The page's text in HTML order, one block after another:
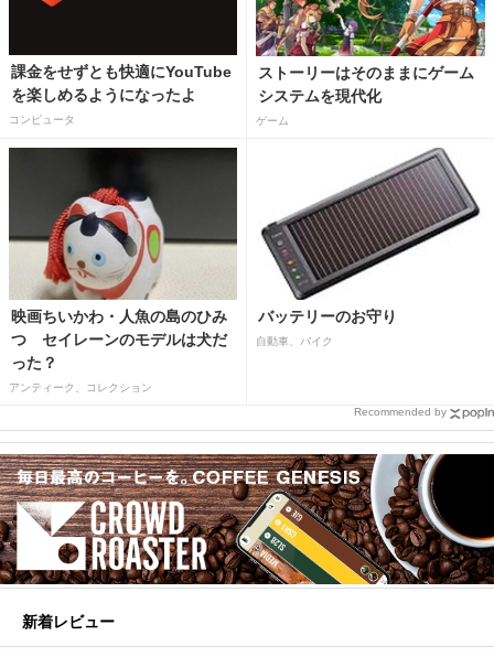
課金をせずとも快適にYouTube
を楽しめるようになったよ
コンピュータ
ストーリーはそのままにゲーム
システムを現代化
ゲーム
映画ちいかわ・人魚の島のひみ
つ セイレーンのモデルは犬だ
った？
アンティーク、コレクション
バッテリーのお守り
自動車、バイク
Recommended by
新着レビュー